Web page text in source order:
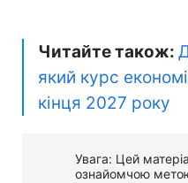
Читайте також:
який курс
кінця 2027 року
Увага: Цей
ознайомчою